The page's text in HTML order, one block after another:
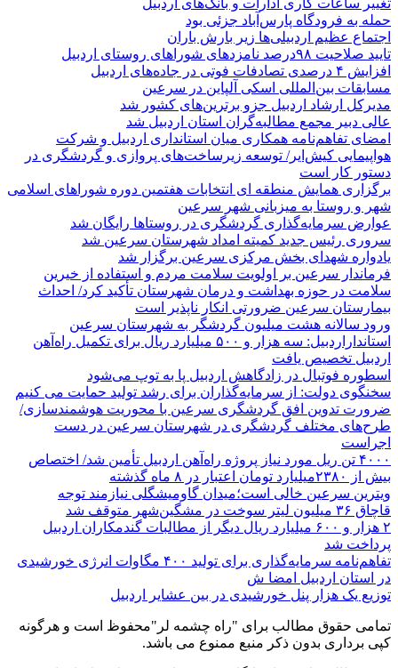
تغییر ساعات کاری ادارات و بانک‌های اردبیل
حمله به فرودگاه پارس‌‌آباد جزئی بود
اجتماع عظیم اردبیلی‌ها زیر بارش باران
تایید صلاحیت ۹۸درصد نامزدهای شوراهای روستای اردبیل
افزایش ۴ درصدی تصادفات فوتی در جاده‌های اردبیل
مسابقات بین‌المللی اسکی آلپاین در سرعین
مدیرکل ارشاد اردبیل جزو برترین‌های کشور شد
عالی دبیر مجمع مطالبه‌گران استان اردبیل شد
امضای تفاهم‌نامه همکاری میان استانداری اردبیل و شرکت
هواپیمایی کیش‌ایر/ توسعه زیرساخت‌های پروازی و گردشگری در
دستور کار است
برگزاری همایش منطقه ای انتخابات هفتمین دوره شوراهای اسلامی
شهر و روستا به میزبانی شهر سرعین
عوارض سرمایه‌گذاری گردشگری در روستاها رایگان شد
سروری رئیس جدید کمیته امداد شهرستان سرعین شد
یادواره شهدای بخش مرکزی سرعین برگزار شد
فرماندار سرعین بر اولویت سلامت مردم و استفاده از خیرین
سلامت در حوزه بهداشت و درمان شهرستان تأکید کرد/ احداث
بیمارستان سرعین ضرورتی انکار ناپذیر است
ورود سالانه هشت میلیون گردشگر به شهرستان سرعین
استانداراردبیل: سه هزار و ۵۰۰ میلیارد ریال برای تکمیل راه‌آهن
اردبیل تخصیص یافت
اسطوره فوتبال در زادگاهش اردبیل پا به توپ می‌شود
سخنگوی دولت: از سرمایه‌گذاران برای رشد تولید حمایت می کنیم
ضرورت تدوین افق گردشگری سرعین با محوریت هوشمندسازی/
طرح‌های مختلف گردشگری در شهرستان سرعین در دست
اجراست
۴۰۰۰ تن ریل مورد نیاز پروژه راه‌آهن اردبیل تأمین شد/ اختصاص
بیش از ۲۳۸۰میلیارد تومان اعتبار در ۸ ماه گذشته
ویترین سرعین خالی است؛میدان گاومیشگلی نیازمند توجه
قاچاق ۳۶ میلیون لیتر سوخت در مشگین‌شهر متوقف شد
۲ هزار و ۶۰۰‌ میلیارد ریال دیگر از مطالبات گندمکاران اردبیل
پرداخت شد
تفاهم‌نامه سرمایه‌گذاری برای تولید ۴۰۰ مگاوات انرژی خورشیدی
در استان اردبیل امضا ش
توزیع یک هزار پنل خورشیدی در بین عشایر اردبیل
تمامی حقوق مطالب برای "راه چشمه لر"محفوظ است و هرگونه
کپی برداری بدون ذکر منبع ممنوع می باشد.